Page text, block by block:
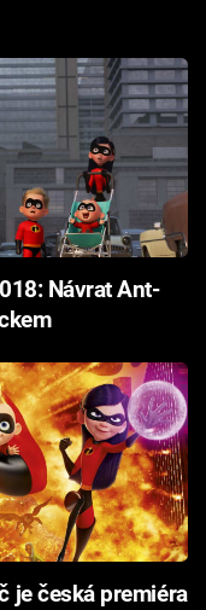
Návrat Ant-
je česká premiéra